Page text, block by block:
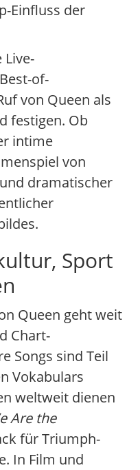
Einfluss der
of-
von Queen als
festigen. Ob
intime
von
dramatischer
Sport
Queen geht weit
Chart-
Songs sind Teil
Vokabulars
weltweit dienen
Are the
für Triumph-
In Film und